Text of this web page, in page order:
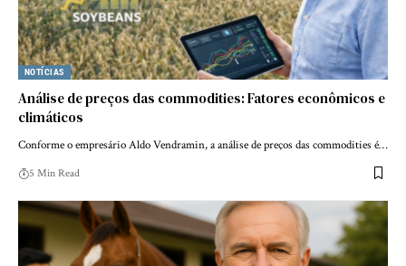
NOTÍCIAS
Análise de preços das commodities: Fatores econômicos e
climáticos
Conforme o empresário Aldo Vendramin, a análise de preços das commodities é…
5 Min Read